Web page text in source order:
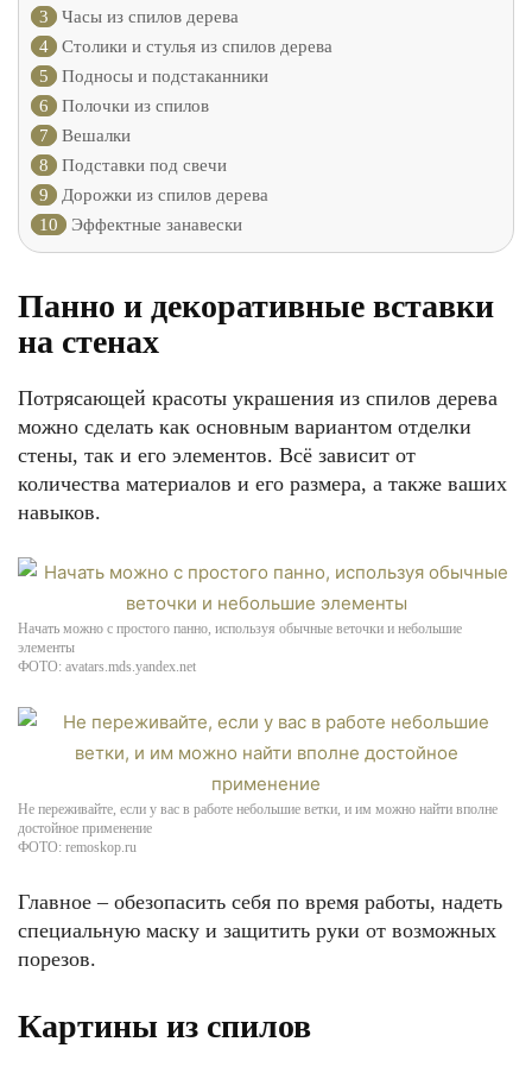
3
Часы из спилов дерева
4
Столики и стулья из спилов дерева
5
Подносы и подстаканники
6
Полочки из спилов
7
Вешалки
8
Подставки под свечи
9
Дорожки из спилов дерева
10
Эффектные занавески
Панно и декоративные вставки
на стенах
Потрясающей красоты украшения из спилов дерева
можно сделать как основным вариантом отделки
стены, так и его элементов. Всё зависит от
количества материалов и его размера, а также ваших
навыков.
Начать можно с простого панно, используя обычные веточки и небольшие
элементы
ФОТО: avatars.mds.yandex.net
Не переживайте, если у вас в работе небольшие ветки, и им можно найти вполне
достойное применение
ФОТО: remoskop.ru
Главное – обезопасить себя по время работы, надеть
специальную маску и защитить руки от возможных
порезов.
Картины из спилов